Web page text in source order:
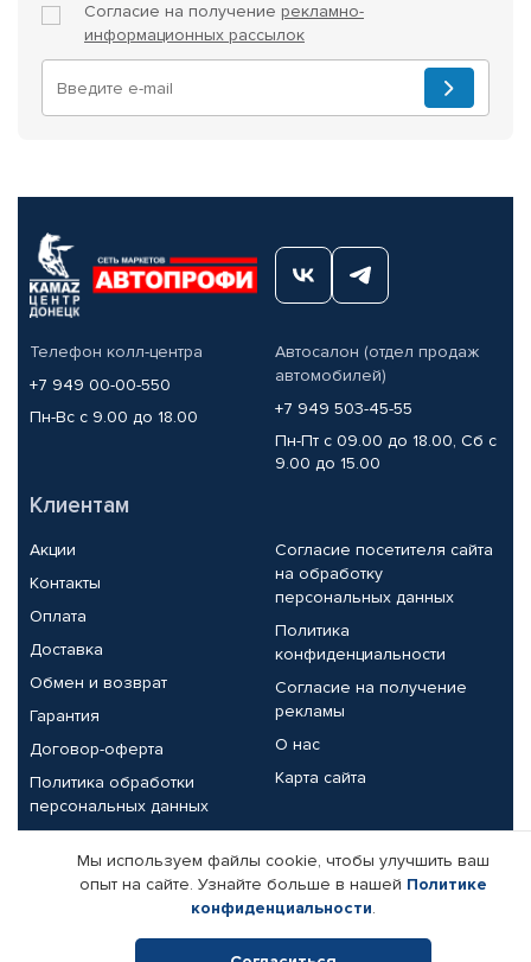
Согласие на получение рекламно-
информационных рассылок
Телефон колл-центра
+7 949 00-00-550
Пн-Вс с 9.00 до 18.00
Автосалон (отдел продаж
автомобилей)
+7 949 503-45-55
Пн-Пт с 09.00 до 18.00, Сб с
9.00 до 15.00
Клиентам
Акции
Контакты
Оплата
Доставка
Обмен и возврат
Гарантия
Договор-оферта
Политика обработки
персональных данных
Согласие посетителя сайта
на обработку
персональных данных
Политика
конфиденциальности
Согласие на получение
рекламы
О нас
Карта сайта
Партнерам
Корпоративным клиентам
Поставщикам
Реквизиты компании
Мы используем файлы cookie, чтобы улучшить ваш
опыт на сайте. Узнайте больше в нашей Политике
конфиденциальности.